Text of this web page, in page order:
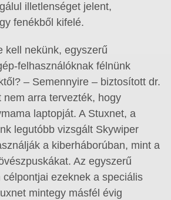
illetlenséget jelent,
fenékből kifelé.
kell nekünk, egyszerű
felhasználóknak félnünk
– Semennyire – biztosított dr.
nem arra tervezték, hogy
laptopját. A Stuxnet, a
legutóbb vizsgált Skywiper
a kiberháborúban, mint a
Az egyszerű
ezeknek a speciális
mintegy másfél évig